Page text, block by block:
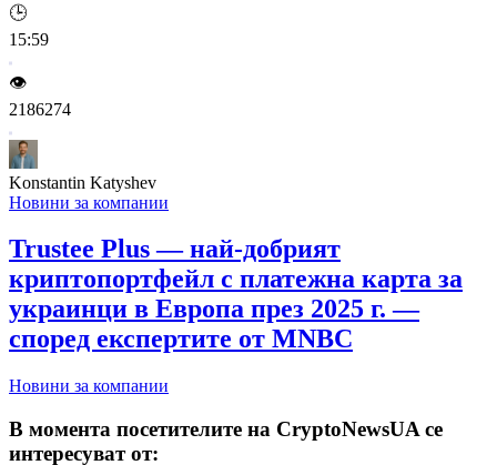
🕒
15:59
👁️
2186274
Konstantin Katyshev
Новини за компании
Trustee Plus — най-добрият
криптопортфейл с платежна карта за
украинци в Европа през 2025 г. —
според експертите от MNBC
Новини за компании
В момента посетителите на CryptoNewsUA се
интересуват от: